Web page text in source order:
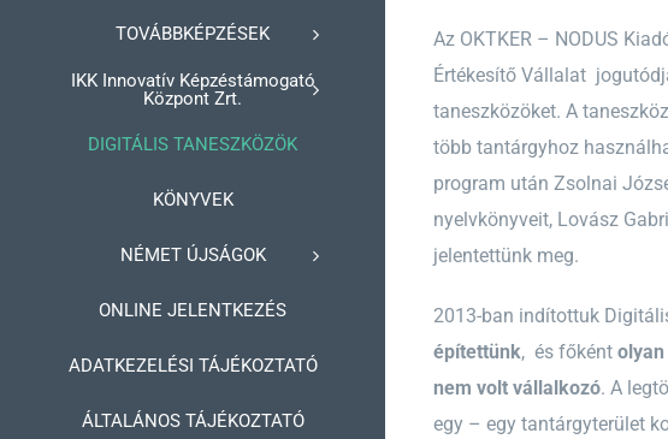
TOVÁBBKÉPZÉSEK
IKK Innovatív Képzéstámogató
Központ Zrt.
DIGITÁLIS TANESZKÖZÖK
KÖNYVEK
NÉMET ÚJSÁGOK
ONLINE JELENTKEZÉS
ADATKEZELÉSI TÁJÉKOZTATÓ
ÁLTALÁNOS TÁJÉKOZTATÓ
Az OKTKER – NODUS
Értékesítő Vállalat
taneszközöket. A
több tantárgyhoz
program után Zsolnai
nyelvkönyveit, Lovász
jelentettünk meg.
2013-ban indítottuk
építettünk, és főként
nem volt vállalkozó. A
egy – egy tantárgyterület